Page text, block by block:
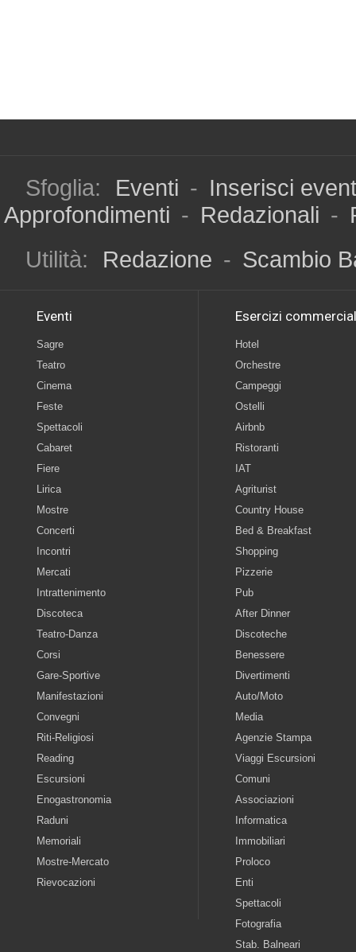
Sfoglia: Eventi - Inserisci
Approfondimenti - Redazionali -
Utilità:
Redazione - Scambio
Eventi
Sagre
Teatro
Cinema
Feste
Spettacoli
Cabaret
Fiere
Lirica
Mostre
Concerti
Incontri
Mercati
Intrattenimento
Discoteca
Teatro-Danza
Corsi
Gare-Sportive
Manifestazioni
Convegni
Riti-Religiosi
Reading
Escursioni
Enogastronomia
Raduni
Memoriali
Mostre-Mercato
Rievocazioni
Esercizi
Hotel
Orchestre
Campeggi
Ostelli
Airbnb
Ristoranti
IAT
Agriturist
Country House
Bed & Breakfast
Shopping
Pizzerie
Pub
After Dinner
Discoteche
Benessere
Divertimenti
Auto/Moto
Media
Agenzie Stampa
Viaggi Escursioni
Comuni
Associazioni
Informatica
Immobiliari
Proloco
Enti
Spettacoli
Fotografia
Stab. Balneari